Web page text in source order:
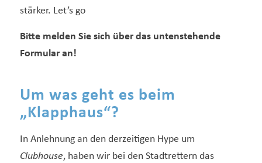
stärker. Let’s go
Bitte melden Sie sich über das untenstehende
Formular an!
Um was geht es beim
„Klapphaus“?
In Anlehnung an den derzeitigen Hype um
Clubhouse, haben wir bei den Stadtrettern das